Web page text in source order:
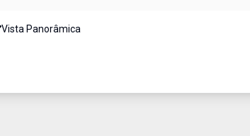
Vista Panorâmica